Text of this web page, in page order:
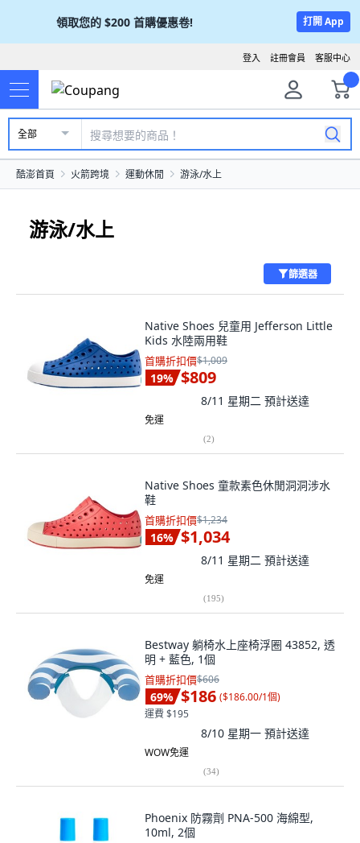
領取您的 $200 首購優惠卷! 打開 App
客服中心
註冊會員
登入
全部
酷澎首頁 火箭跨境 運動休閒 游泳/水上
游泳/水上
篩選器
Native Shoes 兒童用 Jefferson Little
Kids 水陸兩用鞋
首購折扣價$1,009
19% $809
8/11 星期二 預計送達
免運
(2)
Native Shoes 童款素色休閒洞洞涉水
鞋
首購折扣價$1,234
16% $1,034
8/11 星期二 預計送達
免運
(195)
Bestway 躺椅水上座椅浮圈 43852, 透
明 + 藍色, 1個
首購折扣價$606
69% $186 ($186.00/1個)
運費 $195
8/10 星期一 預計送達
WOW免運
(34)
Phoenix 防霧劑 PNA-500 海綿型,
10ml, 2個